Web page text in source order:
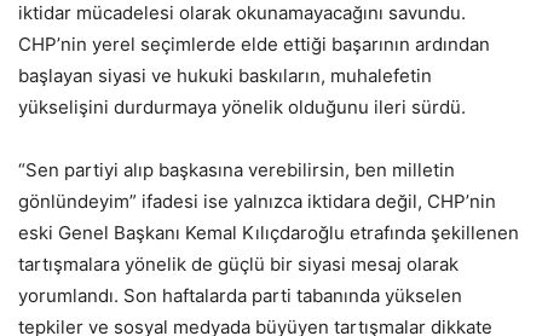
iktidar mücadelesi olarak okunamayacağını savundu.
CHP’nin yerel seçimlerde elde ettiği başarının ardından
başlayan siyasi ve hukuki baskıların, muhalefetin
yükselişini durdurmaya yönelik olduğunu ileri sürdü.
“Sen partiyi alıp başkasına verebilirsin, ben milletin
gönlündeyim” ifadesi ise yalnızca iktidara değil, CHP’nin
eski Genel Başkanı Kemal Kılıçdaroğlu etrafında şekillenen
tartışmalara yönelik de güçlü bir siyasi mesaj olarak
yorumlandı. Son haftalarda parti tabanında yükselen
tepkiler ve sosyal medyada büyüyen tartışmalar dikkate